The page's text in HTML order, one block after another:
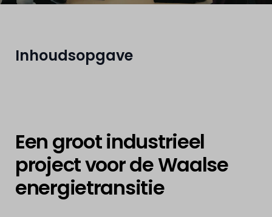
Inhoudsopgave
Een groot industrieel
project voor de Waalse
energietransitie